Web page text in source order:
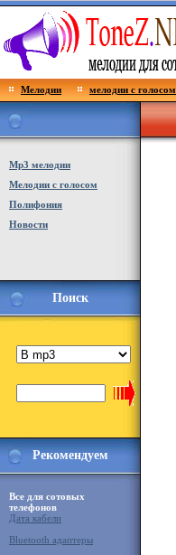
Мелодии мелодии с голосом
Мp3 мелодии
Мелодии с голосом
Полифония
Новости
Поиск
Рекомендуем
Все для сотовых
телефонов
Дата кабели
Bluetooth адаптеры